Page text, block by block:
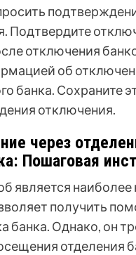
Подтвердите
отключения
об
банка. Сохраните
отключения.
через
Пошаговая
является
получить
банка. Однако, он
отделения